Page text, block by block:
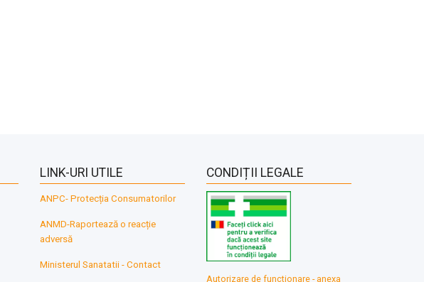
LINK-URI UTILE
ANPC- Protecția Consumatorilor
ANMD-Raportează o reacție
adversă
Ministerul Sanatatii - Contact
CONDIȚII LEGALE
Autorizare de functionare - anexa